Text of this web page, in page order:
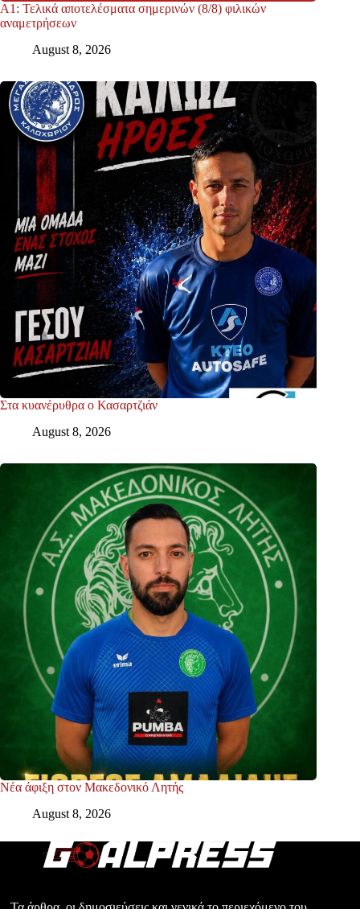
Α1: Τελικά αποτελέσματα σημερινών (8/8) φιλικών
αναμετρήσεων
August 8, 2026
Στα κυανέρυθρα ο Κασαρτζιάν
August 8, 2026
Νέα άφιξη στον Μακεδονικό Λητής
August 8, 2026